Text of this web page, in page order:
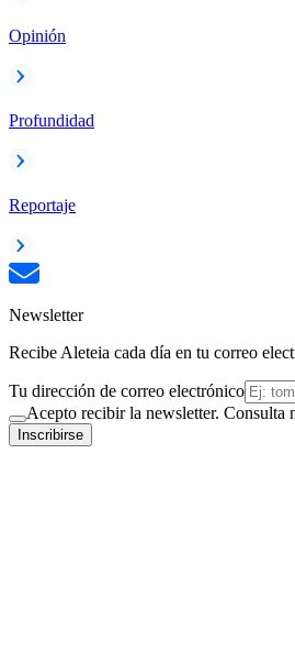
Opinión
Profundidad
Reportaje
Newsletter
Recibe Aleteia cada día en tu correo
Tu dirección de correo electrónico
Acepto recibir la newsletter. Consulta
Inscribirse